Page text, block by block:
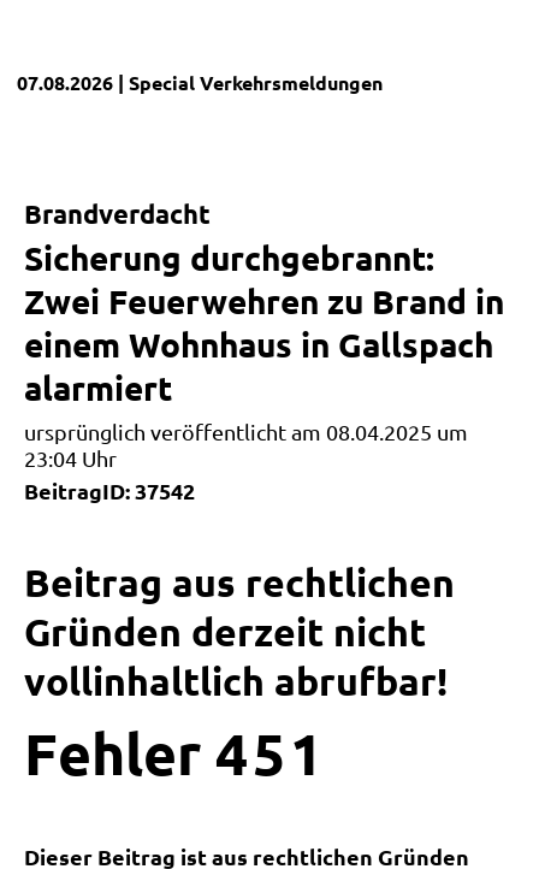
07.08.2026 | SpecialVerkehrsmeldungen
Brandverdacht
Sicherung durchgebrannt:
Zwei Feuerwehren zu Brand in
einem Wohnhaus in Gallspach
alarmiert
ursprünglich veröffentlicht am 08.04.2025 um
23:04 Uhr
BeitragID: 37542
Beitrag aus rechtlichen
Gründen derzeit nicht
vollinhaltlich abrufbar!
Fehler 4 5 1
Dieser Beitrag ist aus rechtlichen Gründen